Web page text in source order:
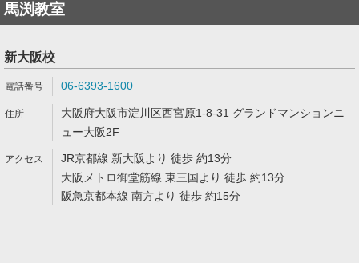
馬渕教室
新大阪校
06-6393-1600
大阪府大阪市淀川区西宮原1-8-31 グランドマンションニ
ュー大阪2F
JR京都線 新大阪より 徒歩 約13分
大阪メトロ御堂筋線 東三国より 徒歩 約13分
阪急京都本線 南方より 徒歩 約15分